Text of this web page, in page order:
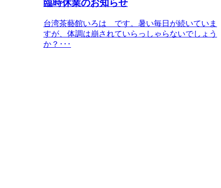
臨時休業のお知らせ
台湾茶藝館いろは です。暑い毎日が続いていま
すが、体調は崩されていらっしゃらないでしょう
か？･･･